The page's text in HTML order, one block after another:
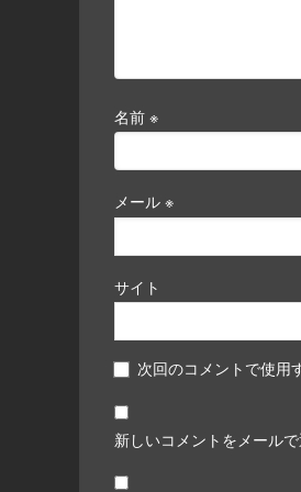
名前※
メール※
サイト
次回のコメントで使用
新しいコメントをメール